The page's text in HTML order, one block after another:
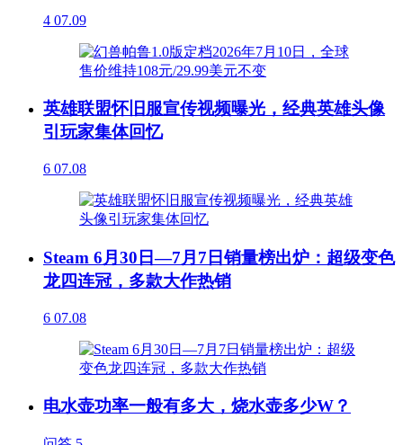
4 07.09
英雄联盟怀旧服宣传视频曝光，经典英雄头像
引玩家集体回忆
6 07.08
Steam 6月30日—7月7日销量榜出炉：超级变色
龙四连冠，多款大作热销
6 07.08
电水壶功率一般有多大，烧水壶多少W？